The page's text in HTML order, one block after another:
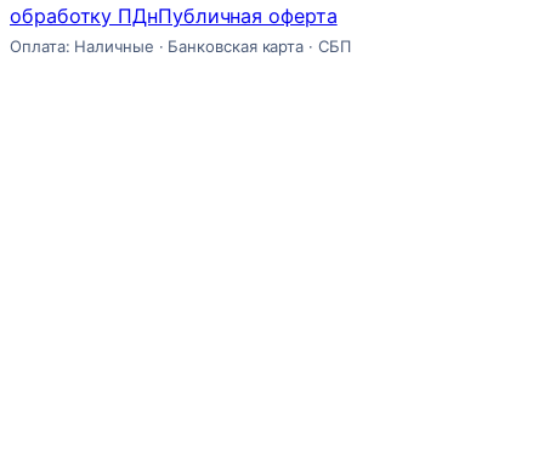
обработку ПДнПубличная оферта
Оплата: Наличные · Банковская карта · СБП